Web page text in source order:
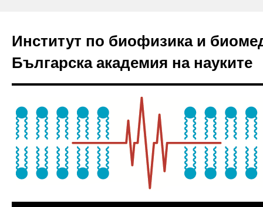
Институт по биофизика и
Българска академия на науките